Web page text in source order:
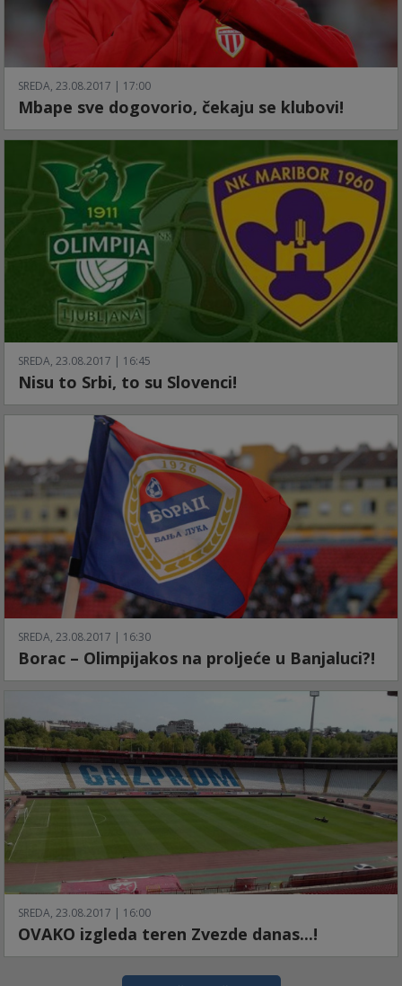
SREDA, 23.08.2017 | 17:00
Mbape sve dogovorio, čekaju se klubovi!
SREDA, 23.08.2017 | 16:45
Nisu to Srbi, to su Slovenci!
SREDA, 23.08.2017 | 16:30
Borac – Olimpijakos na proljeće u Banjaluci?!
SREDA, 23.08.2017 | 16:00
OVAKO izgleda teren Zvezde danas...!